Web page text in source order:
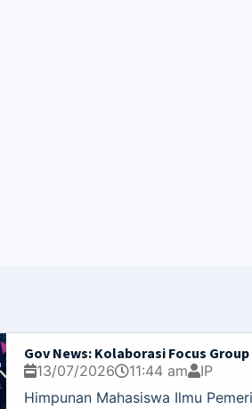
Gov News: Kolaborasi Focus Group
13/07/2026
11:44 am
IP
Himpunan Mahasiswa Ilmu